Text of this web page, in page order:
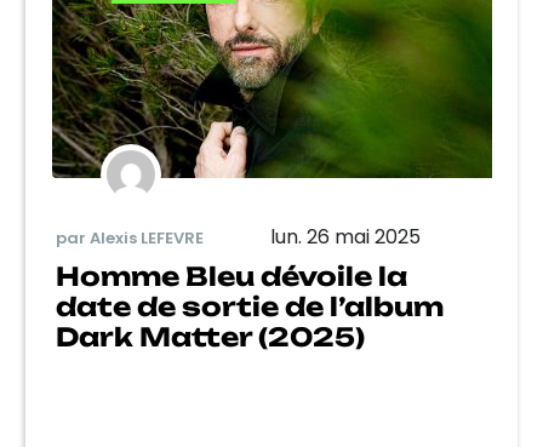
par Alexis LEFEVRE lun. 26 mai 2025
Homme Bleu dévoile la
date de sortie de l’album
Dark Matter (2025)